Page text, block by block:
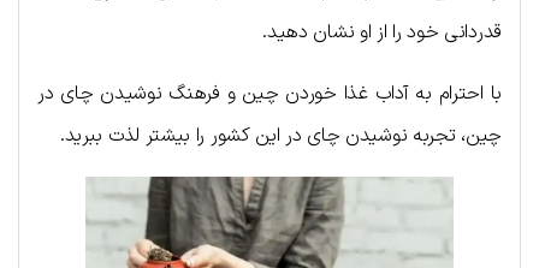
قدردانی خود را از او نشان دهید.
با احترام به آداب غذا خوردن چین و فرهنگ نوشیدن چای در
چین، تجربه نوشیدن چای در این کشور را بیشتر لذت ببرید.